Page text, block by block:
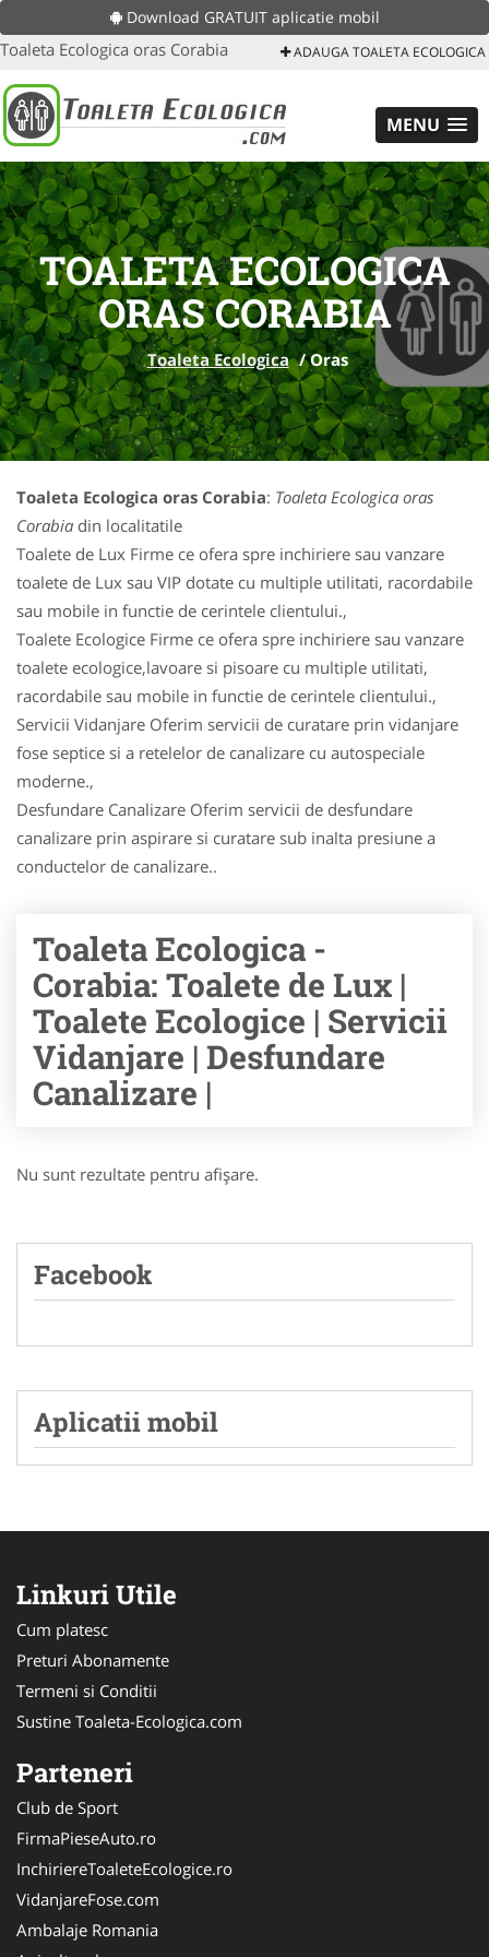
Download GRATUIT aplicatie mobil
Toaleta Ecologica oras Corabia ADAUGA TOALETA ECOLOGICA
MENU
TOALETA ECOLOGICA
ORAS CORABIA
Toaleta Ecologica /Oras
Toaleta Ecologica oras Corabia: Toaleta Ecologica oras
Corabia din localitatile
Toalete de Lux Firme ce ofera spre inchiriere sau vanzare
toalete de Lux sau VIP dotate cu multiple utilitati, racordabile
sau mobile in functie de cerintele clientului.,
Toalete Ecologice Firme ce ofera spre inchiriere sau vanzare
toalete ecologice,lavoare si pisoare cu multiple utilitati,
racordabile sau mobile in functie de cerintele clientului.,
Servicii Vidanjare Oferim servicii de curatare prin vidanjare
fose septice si a retelelor de canalizare cu autospeciale
moderne.,
Desfundare Canalizare Oferim servicii de desfundare
canalizare prin aspirare si curatare sub inalta presiune a
conductelor de canalizare..
Toaleta Ecologica -
Corabia: Toalete de Lux |
Toalete Ecologice | Servicii
Vidanjare | Desfundare
Canalizare |
Nu sunt rezultate pentru afişare.
Facebook
Aplicatii mobil
Linkuri Utile
Cum platesc
Preturi Abonamente
Termeni si Conditii
Sustine Toaleta-Ecologica.com
Parteneri
Club de Sport
FirmaPieseAuto.ro
InchiriereToaleteEcologice.ro
VidanjareFose.com
Ambalaje Romania